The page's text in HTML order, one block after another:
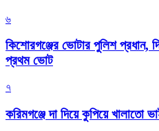
৬
কিশোরগঞ্জের ভোটার পুলিশ প্রধান,
প্রথম ভোট
৭
করিমগঞ্জে দা দিয়ে কুপিয়ে খালাতো